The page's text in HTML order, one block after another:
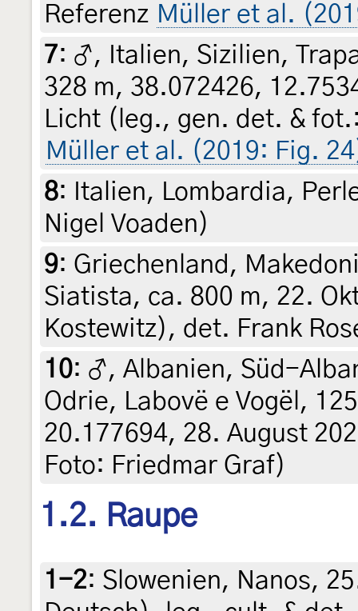
Referenz Müller et al.
7: ♂, Italien, Sizilien,
328 m, 38.072426,
Licht (leg., gen. det. &
Müller et al. (2019: Fig.
8:
Italien, Lombardia,
Nigel Voaden)
9: Griechenland,
Siatista, ca. 800 m, 22.
Kostewitz), det. Frank
10: ♂, Albanien, Süd-
Odrie, Labovë e Vogël,
20.177694, 28. August
Foto: Friedmar Graf)
1.2. Raupe
1-2: Slowenien, Nanos,